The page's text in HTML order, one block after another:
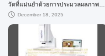
วัดที่แม่นยำด้วยการประมวลผลภาพ
อัตโนมัติเต็มรูปแบบและการวิเคราะห์
December 18, 2025